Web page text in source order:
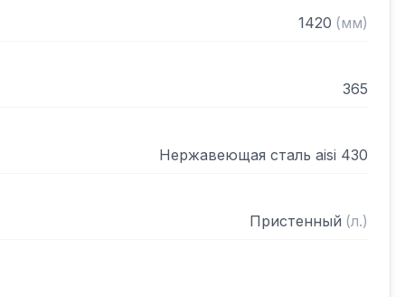
1420 (мм)
365
Нержавеющая сталь aisi 430
Пристенный (л.)